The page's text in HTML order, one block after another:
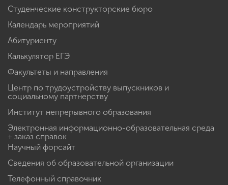
Студенческие конструкторские бюро
Календарь мероприятий
Абитуриенту
Калькулятор ЕГЭ
Факультеты и направления
Центр по трудоустройству выпускников и
социальному партнерству
Институт непрерывного образования
Электронная информационно-образовательная среда
+ заказ справок
Научный форсайт
Сведения об образовательной организации
Телефонный справочник